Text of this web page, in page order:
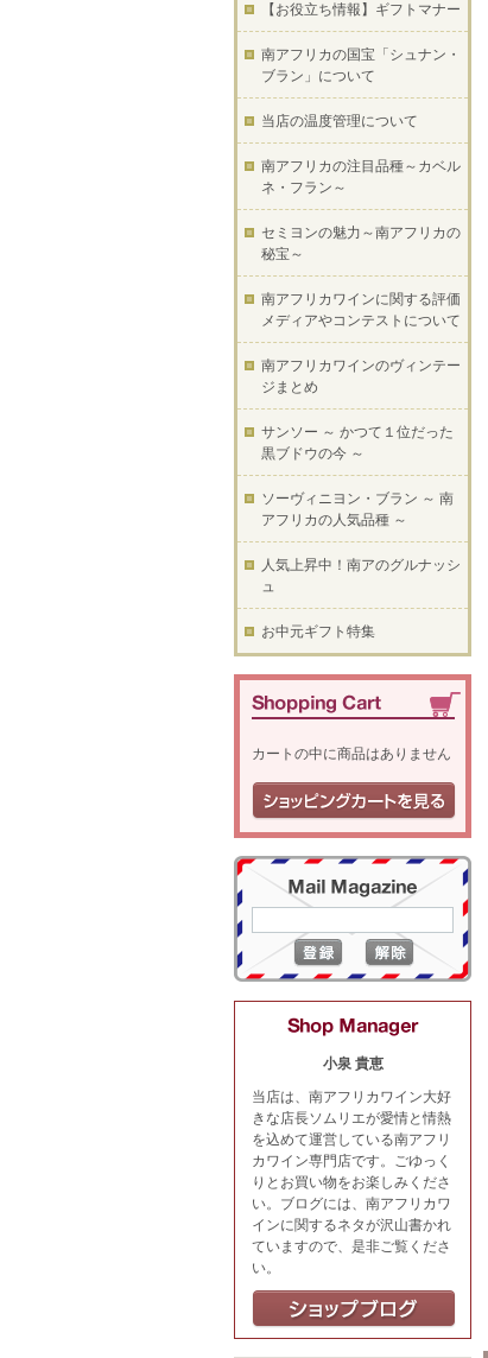
【お役立ち情報】ギフトマナー
南アフリカの国宝「シュナン・
ブラン」について
当店の温度管理について
南アフリカの注目品種～カベル
ネ・フラン～
セミヨンの魅力～南アフリカの
秘宝～
南アフリカワインに関する評価
メディアやコンテストについて
南アフリカワインのヴィンテー
ジまとめ
サンソー ～ かつて１位だった
黒ブドウの今 ～
ソーヴィニヨン・ブラン ～ 南
アフリカの人気品種 ～
人気上昇中！南アのグルナッシ
ュ
お中元ギフト特集
カートの中に商品はありません
小泉 貴恵
当店は、南アフリカワイン大好
きな店長ソムリエが愛情と情熱
を込めて運営している南アフリ
カワイン専門店です。ごゆっく
りとお買い物をお楽しみくださ
い。ブログには、南アフリカワ
インに関するネタが沢山書かれ
ていますので、是非ご覧くださ
い。